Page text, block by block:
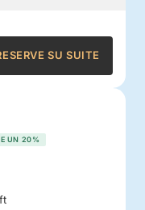
SU SUITE
UN 20%